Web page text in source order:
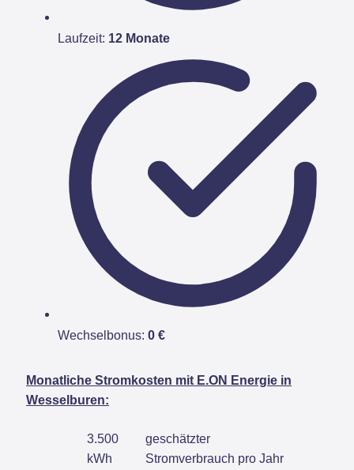
Laufzeit: 12 Monate
Wechselbonus: 0 €
Monatliche Stromkosten mit E.ON Energie in
Wesselburen:
3.500
kWh
geschätzter
Stromverbrauch pro Jahr